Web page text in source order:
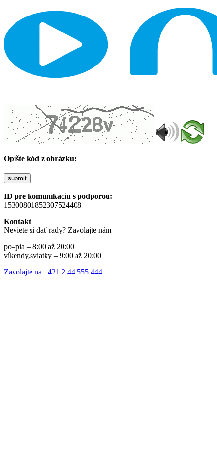
Opíšte kód z obrázku:
submit
ID pre komunikáciu s podporou:
15300801852307524408
Kontakt
Neviete si dať rady? Zavolajte nám
po–pia – 8:00 až 20:00
víkendy,sviatky – 9:00 až 20:00
Zavolajte na +421 2 44 555 444